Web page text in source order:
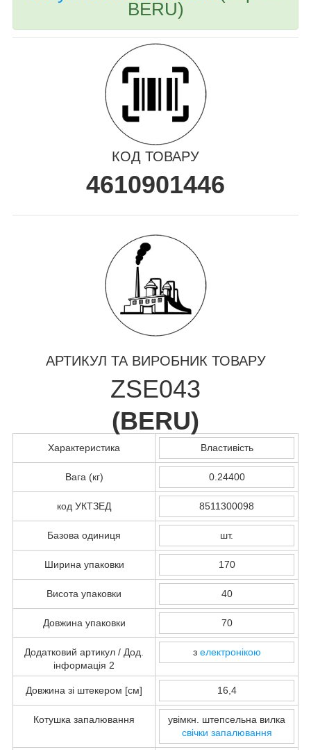
BERU)
КОД ТОВАРУ
4610901446
АРТИКУЛ ТА ВИРОБНИК ТОВАРУ
ZSE043
(BERU)
Характеристика Властивість
Вага (кг) 0.24400
код УКТЗЕД 8511300098
Базова одиниця шт.
Ширина упаковки 170
Висота упаковки 40
Довжина упаковки 70
Додатковий артикул / Дод.
інформація 2
з електронікою
Довжина зі штекером [см] 16,4
Котушка запалювання
увімкн. штепсельна вилка
свічки запалювання